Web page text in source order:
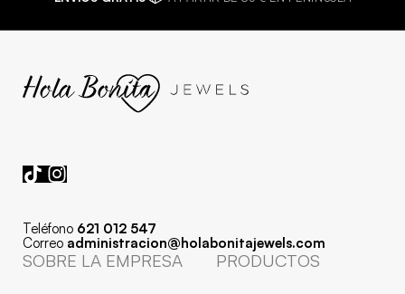
Teléfono 621 012 547
Correo administracion@holabonitajewels.com
SOBRE LA EMPRESA PRODUCTOS